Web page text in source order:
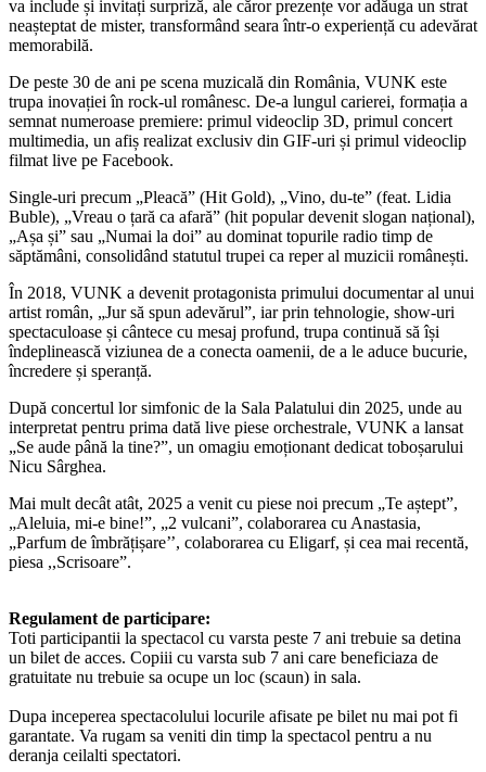
va include și invitați surpriză, ale căror prezențe vor adăuga un strat
neașteptat de mister, transformând seara într-o experiență cu adevărat
memorabilă.
De peste 30 de ani pe scena muzicală din România, VUNK este
trupa inovației în rock-ul românesc. De-a lungul carierei, formația a
semnat numeroase premiere: primul videoclip 3D, primul concert
multimedia, un afiș realizat exclusiv din GIF-uri și primul videoclip
filmat live pe Facebook.
Single-uri precum „Pleacă” (Hit Gold), „Vino, du-te” (feat. Lidia
Buble), „Vreau o țară ca afară” (hit popular devenit slogan național),
„Așa și” sau „Numai la doi” au dominat topurile radio timp de
săptămâni, consolidând statutul trupei ca reper al muzicii românești.
În 2018, VUNK a devenit protagonista primului documentar al unui
artist român, „Jur să spun adevărul”, iar prin tehnologie, show-uri
spectaculoase și cântece cu mesaj profund, trupa continuă să își
îndeplinească viziunea de a conecta oamenii, de a le aduce bucurie,
încredere și speranță.
După concertul lor simfonic de la Sala Palatului din 2025, unde au
interpretat pentru prima dată live piese orchestrale, VUNK a lansat
„Se aude până la tine?”, un omagiu emoționant dedicat toboșarului
Nicu Sârghea.
Mai mult decât atât, 2025 a venit cu piese noi precum „Te aștept”,
„Aleluia, mi-e bine!”, „2 vulcani”, colaborarea cu Anastasia,
„Parfum de îmbrățișare’’, colaborarea cu Eligarf, și cea mai recentă,
piesa ,,Scrisoare”.
Regulament de participare:
Toti participantii la spectacol cu varsta peste 7 ani trebuie sa detina
un bilet de acces. Copiii cu varsta sub 7 ani care beneficiaza de
gratuitate nu trebuie sa ocupe un loc (scaun) in sala.
Dupa inceperea spectacolului locurile afisate pe bilet nu mai pot fi
garantate. Va rugam sa veniti din timp la spectacol pentru a nu
deranja ceilalti spectatori.